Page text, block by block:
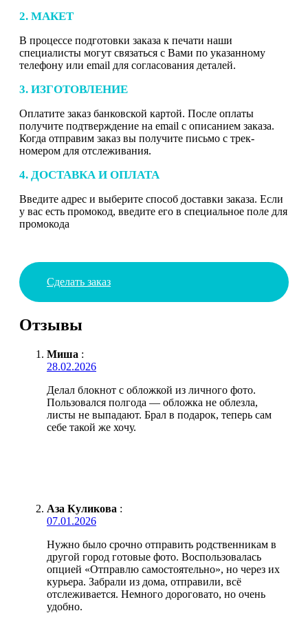
2. МАКЕТ
В процессе подготовки заказа к печати наши
специалисты могут связаться с Вами по указанному
телефону или email для согласования деталей.
3. ИЗГОТОВЛЕНИЕ
Оплатите заказ банковской картой. После оплаты
получите подтверждение на email с описанием заказа.
Когда отправим заказ вы получите письмо с трек-
номером для отслеживания.
4. ДОСТАВКА И ОПЛАТА
Введите адрес и выберите способ доставки заказа. Если
у вас есть промокод, введите его в специальное поле для
промокода
Сделать заказ
Отзывы
Миша :
28.02.2026
Делал блокнот с обложкой из личного фото.
Пользовался полгода — обложка не облезла,
листы не выпадают. Брал в подарок, теперь сам
себе такой же хочу.
Аза Куликова :
07.01.2026
Нужно было срочно отправить родственникам в
другой город готовые фото. Воспользовалась
опцией «Отправлю самостоятельно», но через их
курьера. Забрали из дома, отправили, всё
отслеживается. Немного дороговато, но очень
удобно.